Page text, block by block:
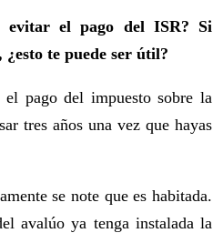
evitar el pago del ISR? Si
te puede ser útil?
pago del impuesto sobre la
tres años una vez que hayas
se note que es habitada.
avalúo ya tenga instalada la